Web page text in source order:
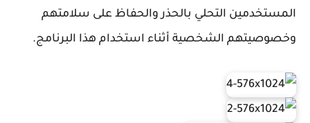
المستخدمين التحلي بالحذر والحفاظ على سلامتهم
وخصوصيتهم الشخصية أثناء استخدام هذا البرنامج.